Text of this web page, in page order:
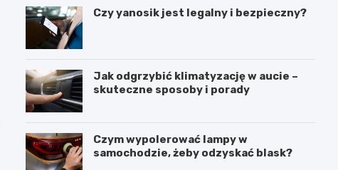
Czy yanosik jest legalny i bezpieczny?
Jak odgrzybić klimatyzację w aucie –
skuteczne sposoby i porady
Czym wypolerować lampy w
samochodzie, żeby odzyskać blask?